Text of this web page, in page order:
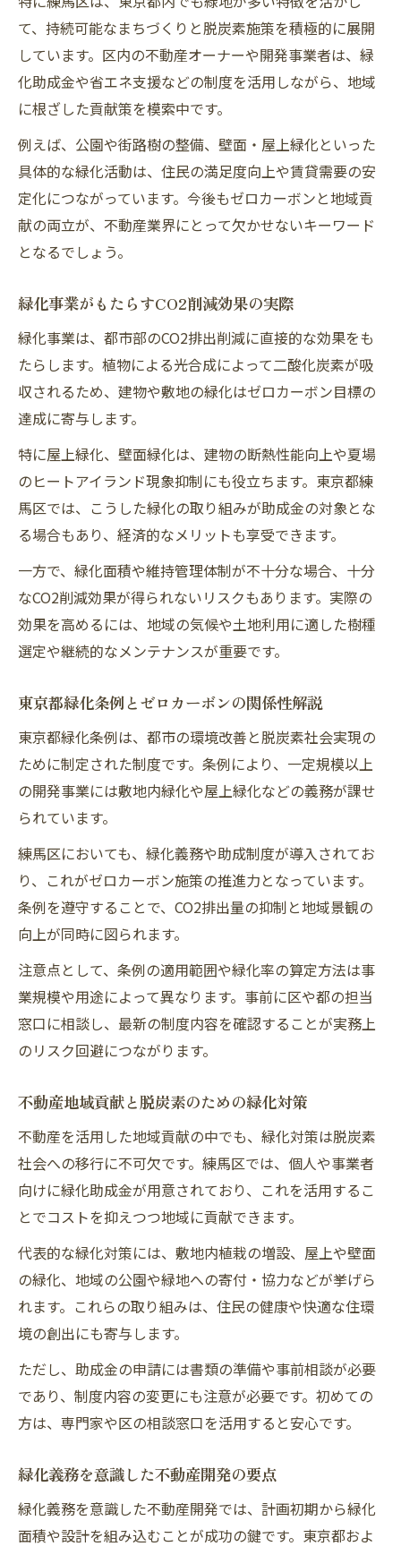
て、持続可能なまちづくりと脱炭素施策を積極的に展開
しています。区内の不動産オーナーや開発事業者は、緑
化助成金や省エネ支援などの制度を活用しながら、地域
に根ざした貢献策を模索中です。
例えば、公園や街路樹の整備、壁面・屋上緑化といった
具体的な緑化活動は、住民の満足度向上や賃貸需要の安
定化につながっています。今後もゼロカーボンと地域貢
献の両立が、不動産業界にとって欠かせないキーワード
となるでしょう。
緑化事業がもたらすCO2削減効果の実際
緑化事業は、都市部のCO2排出削減に直接的な効果をも
たらします。植物による光合成によって二酸化炭素が吸
収されるため、建物や敷地の緑化はゼロカーボン目標の
達成に寄与します。
特に屋上緑化、壁面緑化は、建物の断熱性能向上や夏場
のヒートアイランド現象抑制にも役立ちます。東京都練
馬区では、こうした緑化の取り組みが助成金の対象とな
る場合もあり、経済的なメリットも享受できます。
一方で、緑化面積や維持管理体制が不十分な場合、十分
なCO2削減効果が得られないリスクもあります。実際の
効果を高めるには、地域の気候や土地利用に適した樹種
選定や継続的なメンテナンスが重要です。
東京都緑化条例とゼロカーボンの関係性解説
東京都緑化条例は、都市の環境改善と脱炭素社会実現の
ために制定された制度です。条例により、一定規模以上
の開発事業には敷地内緑化や屋上緑化などの義務が課せ
られています。
練馬区においても、緑化義務や助成制度が導入されてお
り、これがゼロカーボン施策の推進力となっています。
条例を遵守することで、CO2排出量の抑制と地域景観の
向上が同時に図られます。
注意点として、条例の適用範囲や緑化率の算定方法は事
業規模や用途によって異なります。事前に区や都の担当
窓口に相談し、最新の制度内容を確認することが実務上
のリスク回避につながります。
不動産地域貢献と脱炭素のための緑化対策
不動産を活用した地域貢献の中でも、緑化対策は脱炭素
社会への移行に不可欠です。練馬区では、個人や事業者
向けに緑化助成金が用意されており、これを活用するこ
とでコストを抑えつつ地域に貢献できます。
代表的な緑化対策には、敷地内植栽の増設、屋上や壁面
の緑化、地域の公園や緑地への寄付・協力などが挙げら
れます。これらの取り組みは、住民の健康や快適な住環
境の創出にも寄与します。
ただし、助成金の申請には書類の準備や事前相談が必要
であり、制度内容の変更にも注意が必要です。初めての
方は、専門家や区の相談窓口を活用すると安心です。
緑化義務を意識した不動産開発の要点
緑化義務を意識した不動産開発では、計画初期から緑化
面積や設計を組み込むことが成功の鍵です。東京都およ